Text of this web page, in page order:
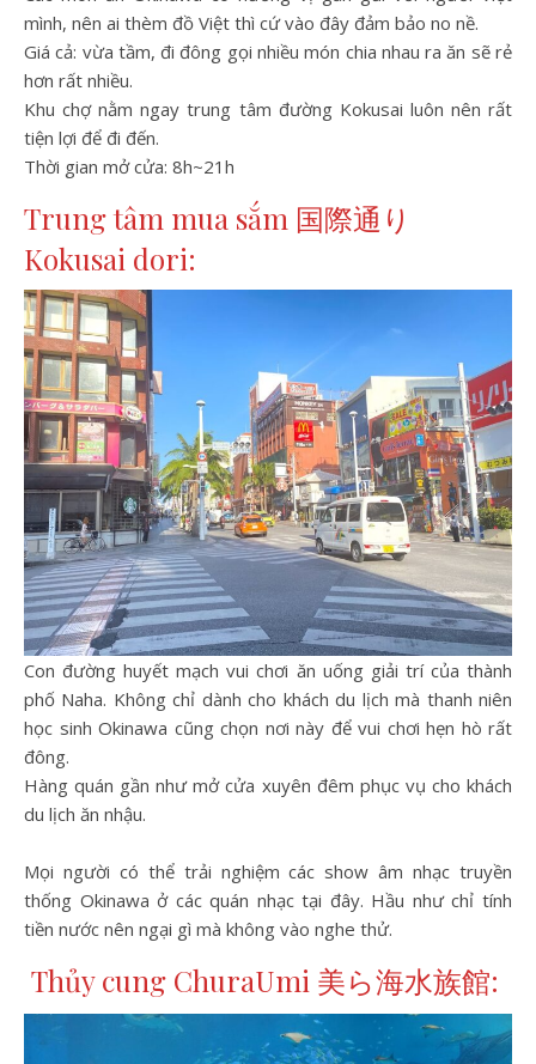
mình, nên ai thèm đồ Việt thì cứ vào đây đảm bảo no nề.
Giá cả: vừa tầm, đi đông gọi nhiều món chia nhau ra ăn sẽ rẻ
hơn rất nhiều.
Khu chợ nằm ngay trung tâm đường Kokusai luôn nên rất
tiện lợi để đi đến.
Thời gian mở cửa: 8h~21h
Trung tâm mua sắm 国際通り
Kokusai dori:
Con đường huyết mạch vui chơi ăn uống giải trí của thành
phố Naha. Không chỉ dành cho khách du lịch mà thanh niên
học sinh Okinawa cũng chọn nơi này để vui chơi hẹn hò rất
đông.
Hàng quán gần như mở cửa xuyên đêm phục vụ cho khách
du lịch ăn nhậu.
Mọi người có thể trải nghiệm các show âm nhạc truyền
thống Okinawa ở các quán nhạc tại đây. Hầu như chỉ tính
tiền nước nên ngại gì mà không vào nghe thử.
Thủy cung ChuraUmi 美ら海水族館: